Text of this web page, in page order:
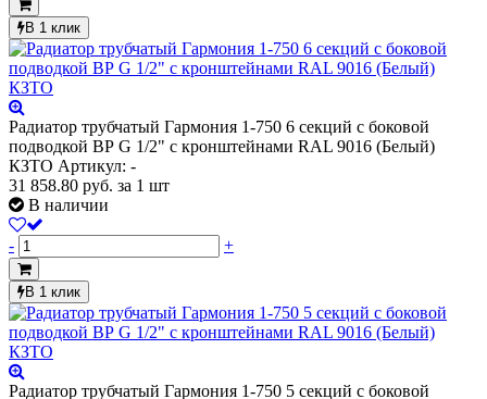
В 1 клик
Радиатор трубчатый Гармония 1-750 6 секций с боковой
подводкой ВР G 1/2" с кронштейнами RAL 9016 (Белый)
КЗТО Артикул: -
31 858.80 руб. за 1 шт
В наличии
- +
В 1 клик
Радиатор трубчатый Гармония 1-750 5 секций с боковой